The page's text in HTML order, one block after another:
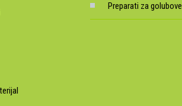
Preparati za golubove